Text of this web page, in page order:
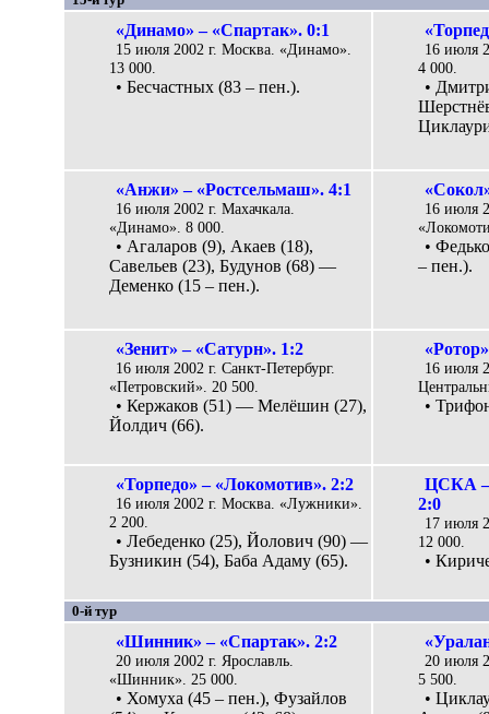
«Динамо» – «Спартак». 0:1
15 июля 2002 г. Москва. «Динамо».
13 000.
• Бесчастных (83 – пен.).
16 июля
4 000.
•
«Анжи» – «Ростсельмаш». 4:1
16 июля 2002 г. Махачкала.
«Динамо». 8 000.
• Агаларов (9), Акаев (18),
Савельев (23), Будунов (68) —
Деменко (15 – пен.).
16 июля
•
– пен.).
«Зенит» – «Сатурн». 1:2
16 июля 2002 г. Санкт-Петербург.
«Петровский». 20 500.
• Кержаков (51) — Мелёшин (27),
Йолдич (66).
16 июля
•
«Торпедо» – «Локомотив». 2:2
16 июля 2002 г. Москва. «Лужники».
2 200.
• Лебеденко (25), Йолович (90) —
Бузникин (54), Баба Адаму (65).
ЦСКА –
2:0
17 июля
12 000.
•
0-й тур
«Шинник» – «Спартак». 2:2
20 июля 2002 г. Ярославль.
«Шинник». 25 000.
• Хомуха (45 – пен.), Фузайлов
20 июля
5 500.
•